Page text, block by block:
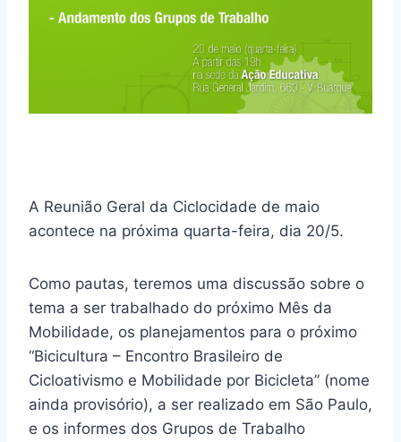
A Reunião Geral da Ciclocidade de maio
acontece na próxima quarta-feira, dia 20/5.
Como pautas, teremos uma discussão sobre o
tema a ser trabalhado do próximo Mês da
Mobilidade, os planejamentos para o próximo
“Bicicultura – Encontro Brasileiro de
Cicloativismo e Mobilidade por Bicicleta” (nome
ainda provisório), a ser realizado em São Paulo,
e os informes dos Grupos de Trabalho